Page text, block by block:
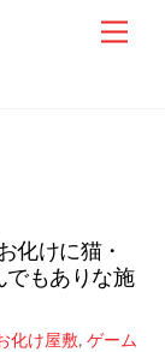
化けに猫・
でもありな施
化け屋敷,ゲーム